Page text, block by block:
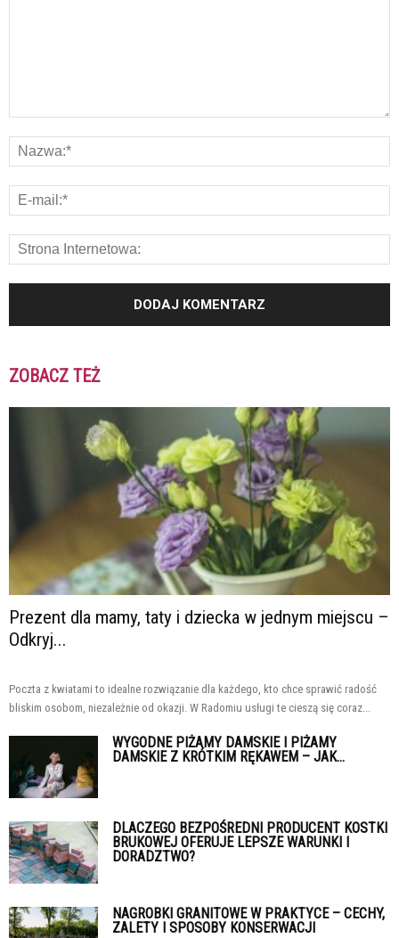
ZOBACZ TEŻ
Prezent dla mamy, taty i dziecka w jednym miejscu –
Odkryj...
Poczta z kwiatami to idealne rozwiązanie dla każdego, kto chce sprawić radość
bliskim osobom, niezależnie od okazji. W Radomiu usługi te cieszą się coraz...
WYGODNE PIŻAMY DAMSKIE I PIŻAMY
DAMSKIE Z KRÓTKIM RĘKAWEM – JAK...
DLACZEGO BEZPOŚREDNI PRODUCENT KOSTKI
BRUKOWEJ OFERUJE LEPSZE WARUNKI I
DORADZTWO?
NAGROBKI GRANITOWE W PRAKTYCE – CECHY,
ZALETY I SPOSOBY KONSERWACJI